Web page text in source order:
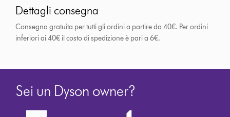
Dettagli consegna
Consegna gratuita per tutti gli ordini a partire da 40€. Per ordini
inferiori ai 40€ il costo di spedizione è pari a 6€.
Sei un Dyson owner?